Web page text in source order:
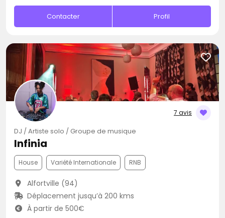
Contacter Profil
7 avis
DJ / Artiste solo / Groupe de musique
Infinia
House Variété Internationale RNB
Alfortville (94)
Déplacement jusqu’à 200 kms
À partir de 500€